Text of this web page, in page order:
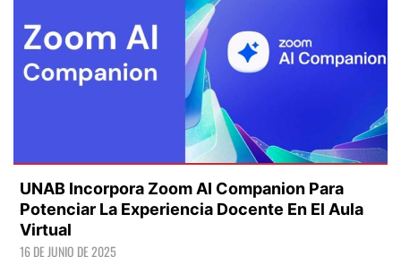
UNAB Incorpora Zoom AI Companion Para
Potenciar La Experiencia Docente En El Aula
Virtual
16 DE JUNIO DE 2025